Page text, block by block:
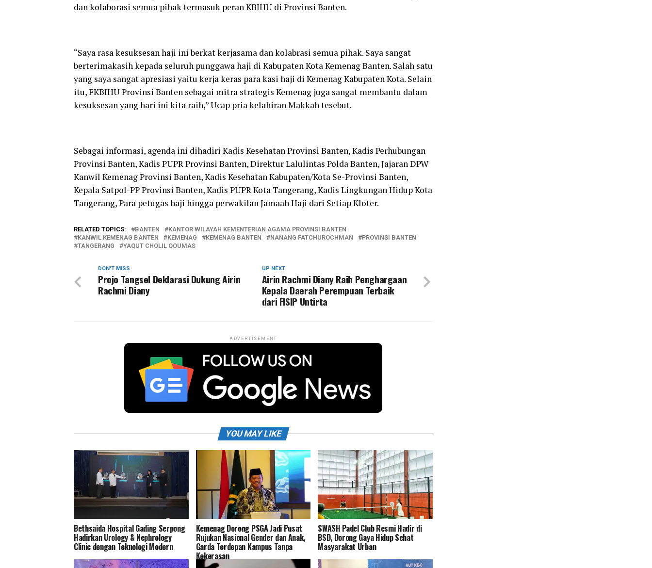
dan kolaborasi semua pihak termasuk peran KBIHU di Provinsi Banten.
“Saya rasa kesuksesan haji ini berkat kerjasama dan kolabrasi semua pihak. Saya sangat
berterimakasih kepada seluruh punggawa haji di Kabupaten Kota Kemenag Banten. Salah satu
yang saya sangat apresiasi yaitu kerja keras para kasi haji di Kemenag Kabupaten Kota. Selain
itu, FKBIHU Provinsi Banten sebagai mitra strategis Kemenag juga sangat membantu dalam
kesuksesan yang hari ini kita raih,” Ucap pria kelahiran Makkah tesebut.
Sebagai informasi, agenda ini dihadiri Kadis Kesehatan Provinsi Banten, Kadis Perhubungan
Provinsi Banten, Kadis PUPR Provinsi Banten, Direktur Lalulintas Polda Banten, Jajaran DPW
Kanwil Kemenag Provinsi Banten, Kadis Kesehatan Kabupaten/Kota Se-Provinsi Banten,
Kepala Satpol-PP Provinsi Banten, Kadis PUPR Kota Tangerang, Kadis Lingkungan Hidup Kota
Tangerang, Para petugas haji hingga perwakilan Jamaah Haji dari Setiap Kloter.
RELATED TOPICS: BANTEN
KANTOR WILAYAH KEMENTERIAN AGAMA PROVINSI BANTEN
KANWIL KEMENAG BANTEN
KEMENAG KEMENAG BANTEN NANANG FATCHUROCHMAN
PROVINSI BANTEN
TANGERANG
YAQUT CHOLIL QOUMAS
UP NEXT
Airin Rachmi Diany Raih Penghargaan
Kepala Daerah Perempuan Terbaik
dari FISIP Untirta
DON'T MISS
Projo Tangsel Deklarasi Dukung Airin
Rachmi Diany
ADVERTISEMENT
YOU MAY LIKE
Bethsaida Hospital Gading Serpong
Hadirkan Urology & Nephrology
Clinic dengan Teknologi Modern
Kemenag Dorong PSGA Jadi Pusat
Rujukan Nasional Gender dan Anak,
Garda Terdepan Kampus Tanpa
Kekerasan
SWASH Padel Club Resmi Hadir di
BSD, Dorong Gaya Hidup Sehat
Masyarakat Urban